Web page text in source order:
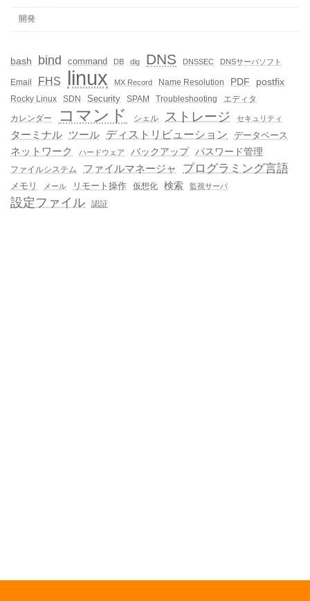
開発
bash bind command DB dig DNS DNSSEC DNSサーバソフト
Email FHS linux MX Record Name Resolution PDF postfix
Rocky Linux SDN Security SPAM Troubleshooting
エディタ
カレンダー
コマンド シェル ストレージ セキュリティ
ターミナル ツール ディストリビューション データベース
ネットワーク ハードウェア バックアップ パスワード管理
ファイルシステム ファイルマネージャ プログラミング言語
メモリ メール リモート操作 仮想化 検索 監視サーバ
設定ファイル 認証